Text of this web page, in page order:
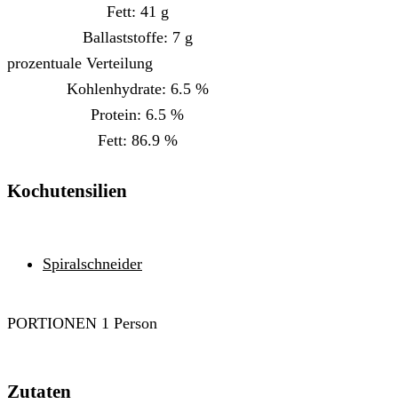
Fett: 41 g
Ballaststoffe: 7 g
prozentuale Verteilung
Kohlenhydrate: 6.5 %
Protein:6.5 %
Fett: 86.9 %
Kochutensilien
Spiralschneider
PORTIONEN 1 Person
Zutaten